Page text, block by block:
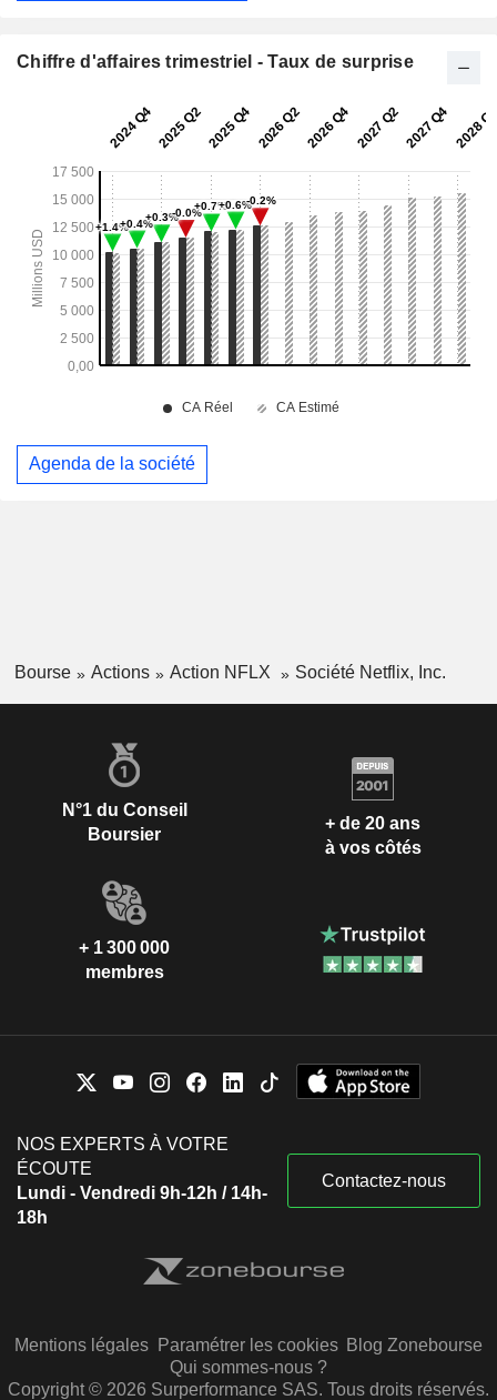
Chiffre d'affaires trimestriel - Taux de surprise
Agenda de la société
Bourse Actions Action NFLX Société Netflix, Inc.
N°1 du Conseil
Boursier
+ de 20 ans
à vos côtés
+ 1 300 000
membres
NOS EXPERTS À VOTRE
ÉCOUTE
Lundi - Vendredi 9h-12h / 14h-
18h
Contactez-nous
Mentions légales Paramétrer les cookies Blog Zonebourse
Qui sommes-nous ?
Copyright © 2026 Surperformance SAS. Tous droits réservés.